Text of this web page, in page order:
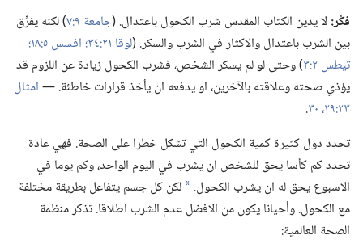
فكِّر:‏لا يدين الكتاب المقدس شرب الكحول باعتدال.‏ (‏جامعة ٩:‏٧
)‏ لكنه يفرِّق
بين الشرب باعتدال والاكثار في الشرب والسكر.‏ (‏لوقا ٢١:‏٣٤؛‏
افسس ٥:‏١٨؛‏
تيطس ٢:‏٣
)‏ وحتى لو لم يسكر الشخص،‏ فشرب الكحول زيادة عن اللزوم قد
يؤذي صحته وعلاقته بالآخرين،‏ او يدفعه ان يأخذ قرارات خاطئة.‏ —‏امثال
٢٣:‏٢٩،‏ ٣٠
.‏
تحدد دول كثيرة كمية الكحول التي تشكل خطرا على الصحة.‏ فهي عادة
تحدد كم كأسا يحق للشخص ان يشرب في اليوم الواحد،‏ وكم يوما في
الاسبوع يحق له ان يشرب الكحول.‏ a لكن كل جسم يتفاعل بطريقة مختلفة
مع الكحول.‏ وأحيانا يكون من الافضل عدم الشرب اطلاقا.‏ تذكر منظمة
الصحة العالمية:‏